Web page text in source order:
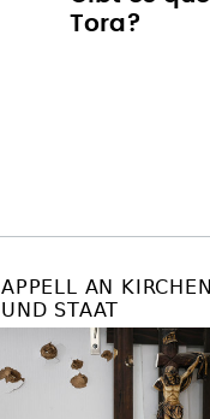
APPELL AN KIRCHEN
UND STAAT